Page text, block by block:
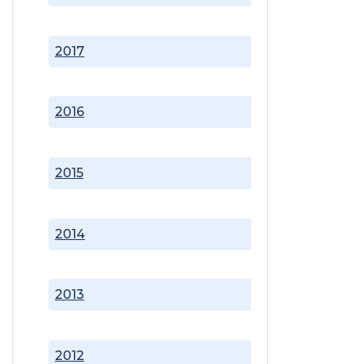
2012
2013
2014
2015
2016
2017